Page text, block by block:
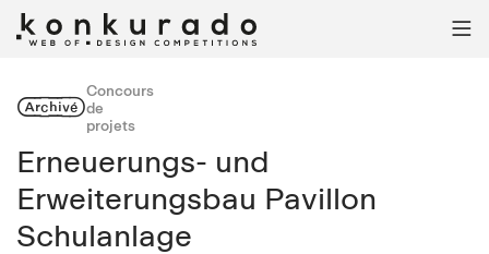

Archivé
Concours
de
projets
Erneuerungs- und
Erweiterungsbau Pavillon
Schulanlage